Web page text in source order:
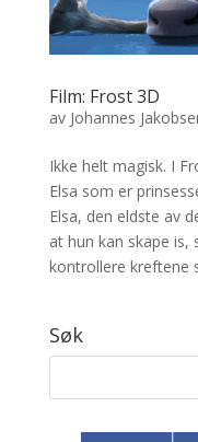
Film: Frost 3D
av Johannes
Ikke helt magisk. I
Elsa som er
Elsa, den eldste av
at hun kan skape is,
kontrollere kreftene
Søk